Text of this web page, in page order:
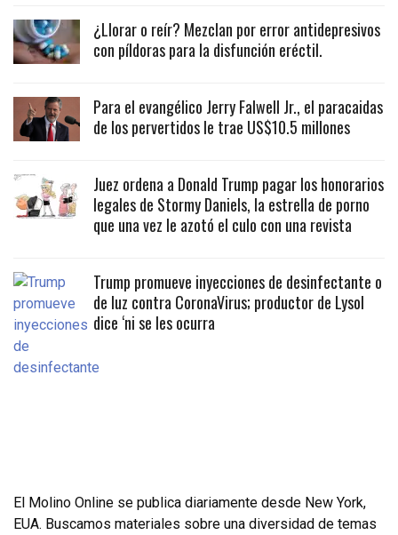
¿Llorar o reír? Mezclan por error antidepresivos
con píldoras para la disfunción eréctil.
Para el evangélico Jerry Falwell Jr., el paracaidas
de los pervertidos le trae US$10.5 millones
Juez ordena a Donald Trump pagar los honorarios
legales de Stormy Daniels, la estrella de porno
que una vez le azotó el culo con una revista
Trump promueve inyecciones de desinfectante o
de luz contra CoronaVirus; productor de Lysol
dice ‘ni se les ocurra
El Molino Online se publica diariamente desde New York,
EUA. Buscamos materiales sobre una diversidad de temas